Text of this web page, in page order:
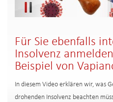
Für Sie ebenfalls
Insolvenz
Beispiel von
In diesem Video erklären wir, was
drohenden Insolvenz beachten